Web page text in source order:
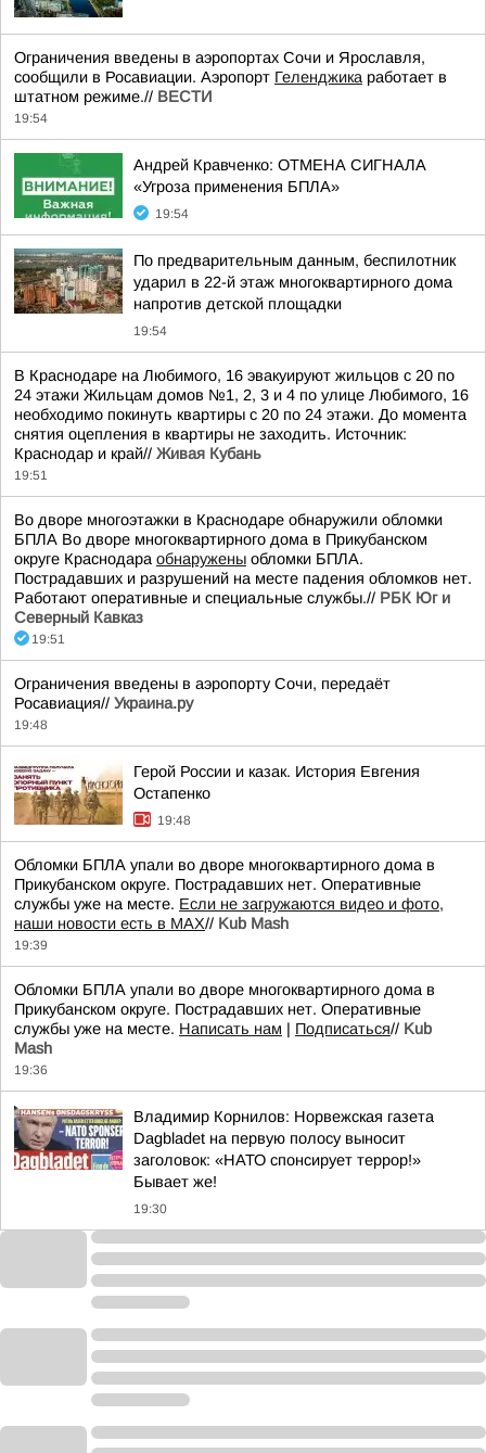
Ограничения введены в аэропортах Сочи и Ярославля,
сообщили в Росавиации. Аэропорт Геленджика работает в
штатном режиме.// ВЕСТИ
19:54
Андрей Кравченко: ОТМЕНА СИГНАЛА
«Угроза применения БПЛА»
19:54
По предварительным данным, беспилотник
ударил в 22-й этаж многоквартирного дома
напротив детской площадки
19:54
В Краснодаре на Любимого, 16 эвакуируют жильцов с 20 по
24 этажи Жильцам домов №1, 2, 3 и 4 по улице Любимого, 16
необходимо покинуть квартиры с 20 по 24 этажи. До момента
снятия оцепления в квартиры не заходить. Источник:
Краснодар и край// Живая Кубань
19:51
Во дворе многоэтажки в Краснодаре обнаружили обломки
БПЛА Во дворе многоквартирного дома в Прикубанском
округе Краснодара обнаружены обломки БПЛА.
Пострадавших и разрушений на месте падения обломков нет.
Работают оперативные и специальные службы.// РБК Юг и
Северный Кавказ
19:51
Ограничения введены в аэропорту Сочи, передаёт
Росавиация// Украина.ру
19:48
Герой России и казак. История Евгения
Остапенко
19:48
Обломки БПЛА упали во дворе многоквартирного дома в
Прикубанском округе. Пострадавших нет. Оперативные
службы уже на месте. Если не загружаются видео и фото,
наши новости есть в MAX// Kub Mash
19:39
Обломки БПЛА упали во дворе многоквартирного дома в
Прикубанском округе. Пострадавших нет. Оперативные
службы уже на месте. Написать нам | Подписаться// Kub
Mash
19:36
Владимир Корнилов: Норвежская газета
Dagbladet на первую полосу выносит
заголовок: «НАТО спонсирует террор!»
Бывает же!
19:30